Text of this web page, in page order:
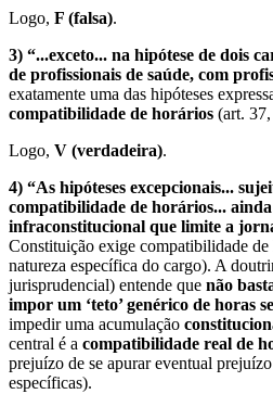
Logo, F (falsa).
3) “...exceto... na hipótese de dois
de profissionais de saúde, com
exatamente uma das hipóteses
compatibilidade de horários (art.
Logo, V (verdadeira).
4) “As hipóteses excepcionais...
compatibilidade de horários...
infraconstitucional que limite a
Constituição exige compatibilidade
natureza específica do cargo). A
jurisprudencial) entende que não
impor um ‘teto’ genérico de horas
impedir uma acumulação
central é a compatibilidade real de
prejuízo de se apurar eventual
específicas).